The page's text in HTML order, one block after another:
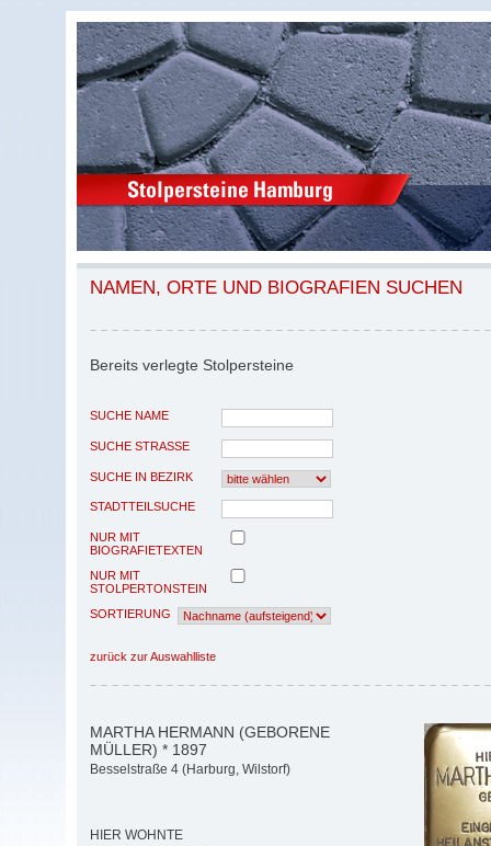
NAMEN, ORTE UND BIOGRAFIEN SUCHEN
Bereits verlegte Stolpersteine
SUCHE NAME
SUCHE STRASSE
SUCHE IN BEZIRK
STADTTEILSUCHE
NUR MIT
BIOGRAFIETEXTEN
NUR MIT
STOLPERTONSTEIN
SORTIERUNG
zurück zur Auswahlliste
MARTHA HERMANN (GEBORENE
MÜLLER) * 1897
Besselstraße 4 (Harburg, Wilstorf)
HIER WOHNTE